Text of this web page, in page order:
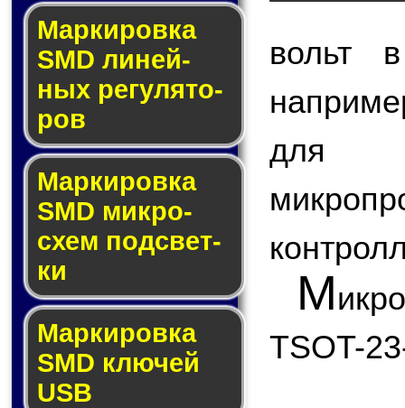
Маркировка
SMD ли­ней­
ных ре­гу­ля­то­
ров
Маркировка
SMD мик­ро­
схем под­свет­
ки
Маркировка
SMD клю­чей
USB
вольт
для
М
TSOT-